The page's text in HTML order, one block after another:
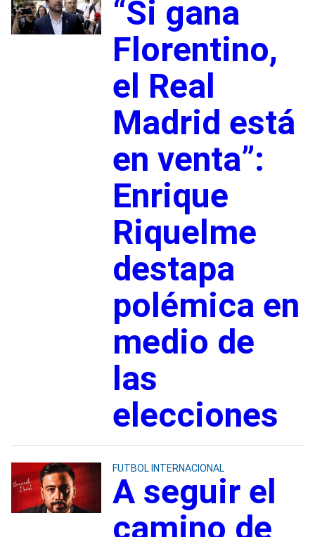
“Si gana
Florentino,
el Real
Madrid está
en venta”:
Enrique
Riquelme
destapa
polémica en
medio de
las
elecciones
FUTBOL INTERNACIONAL
A seguir el
camino de